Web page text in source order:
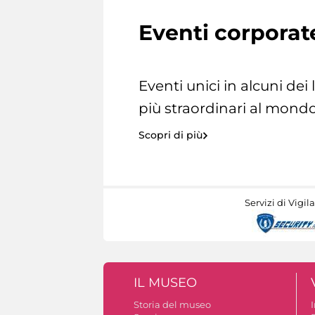
Eventi
Eventi unici in alcuni dei
più straordinari al
Scopri di più
Servizi di
IL MUSEO
Storia del museo